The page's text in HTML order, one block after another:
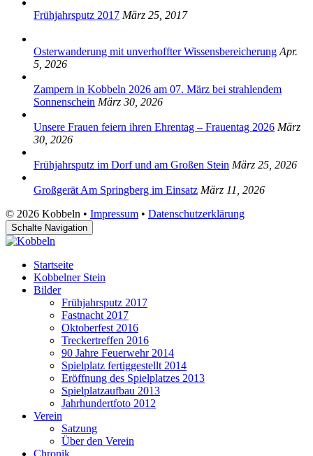
Frühjahrsputz 2017 März 25, 2017
Osterwanderung mit unverhoffter Wissensbereicherung Apr.
5, 2026
Zampern in Kobbeln 2026 am 07. März bei strahlendem
Sonnenschein März 30, 2026
Unsere Frauen feiern ihren Ehrentag – Frauentag 2026 März
30, 2026
Frühjahrsputz im Dorf und am Großen Stein März 25, 2026
Großgerät Am Springberg im Einsatz März 11, 2026
© 2026 Kobbeln • Impressum • Datenschutzerklärung
Schalte Navigation
Startseite
Kobbelner Stein
Bilder
Frühjahrsputz 2017
Fastnacht 2017
Oktoberfest 2016
Treckertreffen 2016
90 Jahre Feuerwehr 2014
Spielplatz fertiggestellt 2014
Eröffnung des Spielplatzes 2013
Spielplatzaufbau 2013
Jahrhundertfoto 2012
Verein
Satzung
Über den Verein
Chronik